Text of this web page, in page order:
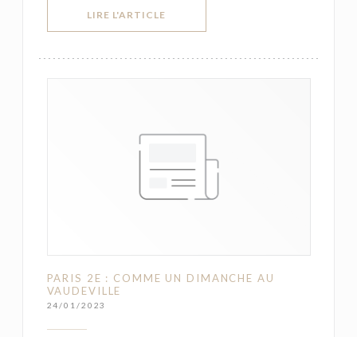
LIRE L'ARTICLE
PARIS 2E : COMME UN DIMANCHE AU
VAUDEVILLE
24/01/2023